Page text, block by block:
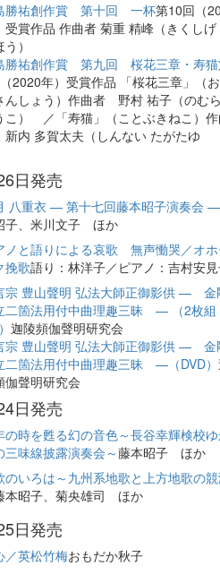
勝祐創作賞 第十回 一杯第10回（
受賞作品 作曲者 菊重 精峰（きくしげ
）
勝祐創作賞 第九回 桜花三章・寿猫
2020年）受賞作品 「桜花三章」（
んしょう）作曲者 野村 祐子（のむら
こ） ／「寿猫」（ことぶきねこ）作
内 多賀太夫（しんない たがたゆ
日発売
八重衣 — 第十七回藤本昭子演奏会 —
子、米川文子 ほか
ノと語りによる哀歌 無声慟哭／オホ
挽歌語り：林洋子／ピアノ：吉村安
宗 豊山聲明 弘法大師正御影供 — 金
二箇法用付中曲理趣三昧 — （2枚組
迦陵頻伽聲明研究会
宗 豊山聲明 弘法大師正御影供 — 金
二箇法用付中曲理趣三昧 —（DVD）
伽聲明研究会
日発売
の時を甦る幻の音色～長谷幸輝検校
三味線披露演奏会～藤本昭子 ほか
のいろは～九州系地歌と上方地歌の
本昭子、菊央雄司 ほか
日発売
／英松竹梅おもだか秋子